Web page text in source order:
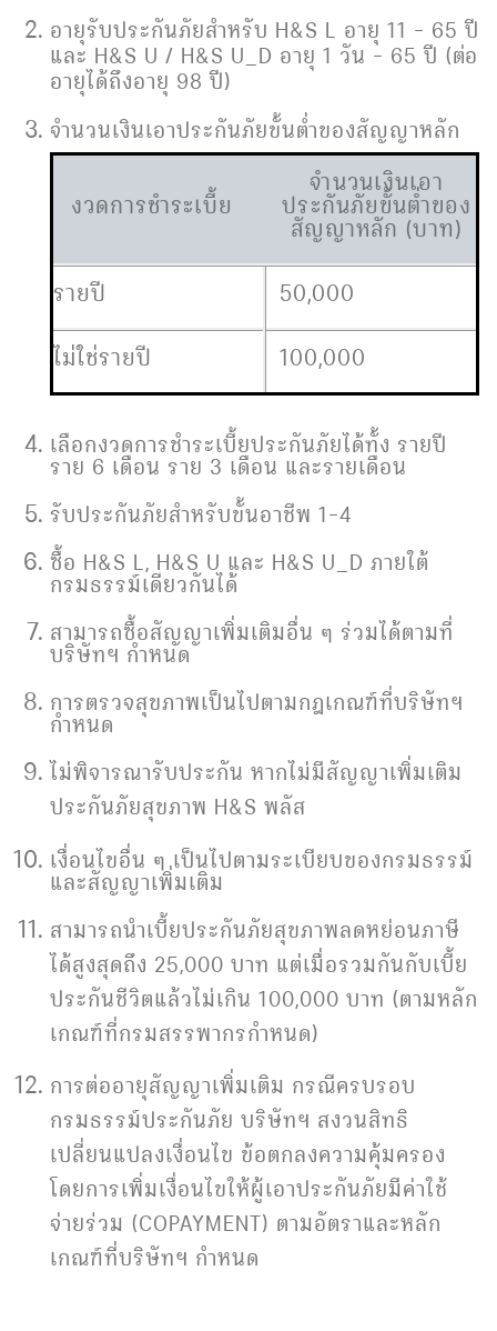
อายุรับประกันภัยสำหรับ H&S L อายุ 11 – 65 ปี
และ H&S U / H&S U_D อายุ 1 วัน – 65 ปี (ต่อ
อายุได้ถึงอายุ 98 ปี)
จำนวนเงินเอาประกันภัยขั้นต่ำของสัญญาหลัก
งวดการชำระเบี้ย
จำนวนเงินเอา
ประกันภัยขั้นต่ำของ
สัญญาหลัก (บาท)
รายปี
50,000
ไม่ใช่รายปี
100,000
เลือกงวดการชำระเบี้ยประกันภัยได้ทั้ง รายปี
ราย 6 เดือน ราย 3 เดือน และรายเดือน
รับประกันภัยสำหรับขั้นอาชีพ 1-4
ซื้อ H&S L, H&S U และ H&S U_D ภายใต้
กรมธรรม์เดียวกันได้
สามารถซื้อสัญญาเพิ่มเติมอื่น ๆ ร่วมได้ตามที่
บริษัทฯ กำหนด
การตรวจสุขภาพเป็นไปตามกฎเกณฑ์ที่บริษัทฯ
กำหนด
ไม่พิจารณารับประกัน หากไม่มีสัญญาเพิ่มเติม
ประกันภัยสุขภาพ H&S พลัส
เงื่อนไขอื่น ๆ เป็นไปตามระเบียบของกรมธรรม์
และสัญญาเพิ่มเติม
สามารถนำเบี้ยประกันภัยสุขภาพลดหย่อนภาษี
ได้สูงสุดถึง 25,000 บาท แต่เมื่อรวมกันกับเบี้ย
ประกันชีวิตแล้วไม่เกิน 100,000 บาท (ตามหลัก
เกณฑ์ที่กรมสรรพากรกำหนด)
การต่ออายุสัญญาเพิ่มเติม กรณีครบรอบ
กรมธรรม์ประกันภัย บริษัทฯ สงวนสิทธิ
เปลี่ยนแปลงเงื่อนไข ข้อตกลงความคุ้มครอง
โดยการเพิ่มเงื่อนไขให้ผู้เอาประกันภัยมีค่าใช้
จ่ายร่วม (COPAYMENT) ตามอัตราและหลัก
เกณฑ์ที่บริษัทฯ กำหนด